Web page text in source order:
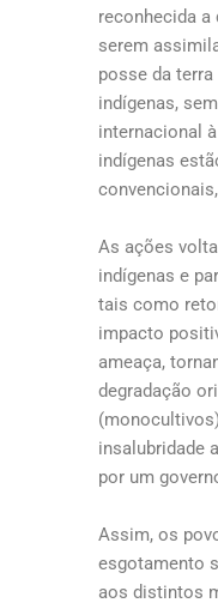
reconhecida
serem
posse da
indígenas,
internacional
indígenas
As ações
indígenas e
tais como
impacto
ameaça,
degradação
insalubridade
por um
Assim, os
esgotamento
aos distintos